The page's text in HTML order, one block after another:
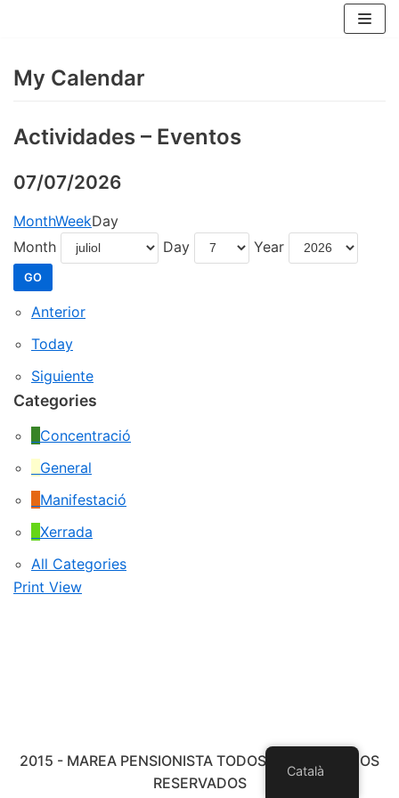
content
My Calendar
Actividades – Eventos
07/07/2026
MonthWeekDay
Month
Day Year
Anterior
Today
Siguiente
Categories
Concentració
General
Manifestació
Xerrada
All Categories
Print View
2015 - MAREA PENSIONISTA TODOS LOS DERECHOS
RESERVADOS
Català